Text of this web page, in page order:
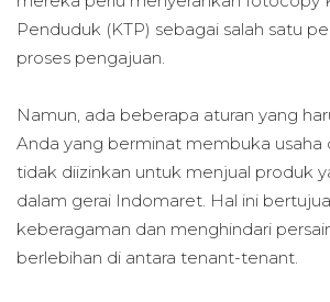
Penduduk (KTP) sebagai salah satu
proses pengajuan.
Namun, ada beberapa aturan yang
Anda yang berminat membuka usaha
tidak diizinkan untuk menjual produk
dalam gerai Indomaret. Hal ini
keberagaman dan menghindari
berlebihan di antara tenant-tenant.